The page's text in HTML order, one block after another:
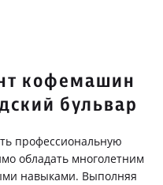
кофемашин
бульвар
профессиональную
обладать многолетним
навыками. Выполняя